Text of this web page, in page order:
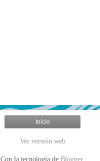
Inicio
Ver versión web
Con la tecnología de Blogger.